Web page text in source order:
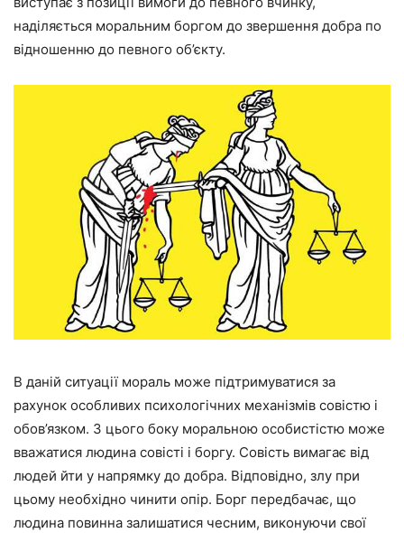
наділяється моральним боргом до звершення добра по
відношенню до певного об’єкту.
В даній ситуації мораль може підтримуватися за
рахунок особливих психологічних механізмів совістю і
обов’язком. З цього боку моральною особистістю може
вважатися людина совісті і боргу. Совість вимагає від
людей йти у напрямку до добра. Відповідно, злу при
цьому необхідно чинити опір. Борг передбачає, що
людина повинна залишатися чесним, виконуючи свої